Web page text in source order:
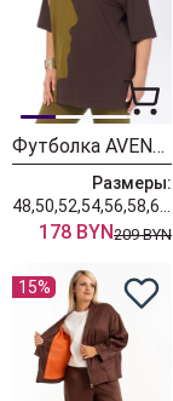
Футболка AVENUE 0339-1
Размеры:
178 BYN209 BYN
15%